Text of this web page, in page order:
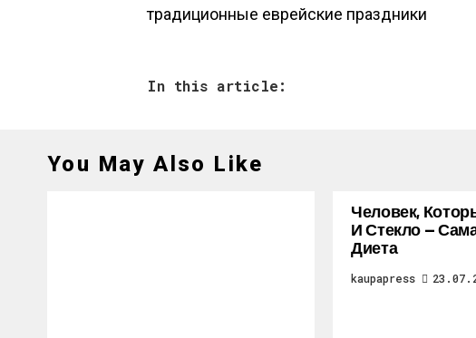
традиционные еврейские праздники
In this article:
You May Also Like
Человек,
И Стекло —
Диета
kaupapress